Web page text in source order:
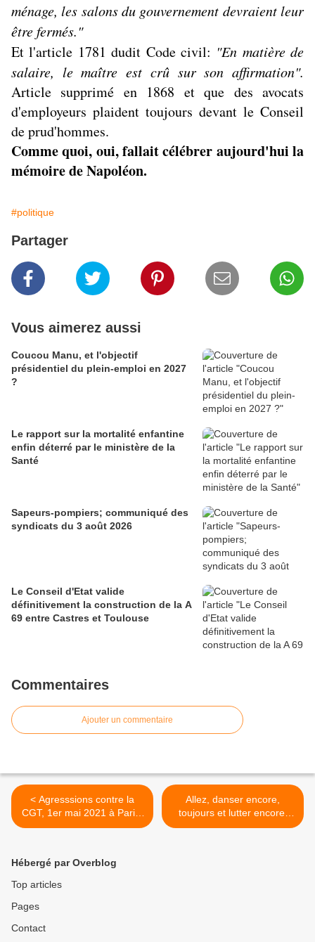
ménage, les salons du gouvernement devraient leur
être fermés."
Et l'article 1781 dudit Code civil: "En matière de
salaire, le maître est crû sur son affirmation".
Article supprimé en 1868 et que des avocats
d'employeurs plaident toujours devant le Conseil
de prud'hommes.
Comme quoi, oui, fallait célébrer aujourd'hui la
mémoire de Napoléon.
#politique
Partager
Vous aimerez aussi
Coucou Manu, et l'objectif
présidentiel du plein-emploi en 2027
?
Le rapport sur la mortalité enfantine
enfin déterré par le ministère de la
Santé
Sapeurs-pompiers; communiqué des
syndicats du 3 août 2026
Le Conseil d'Etat valide
définitivement la construction de la A
69 entre Castres et Toulouse
Commentaires
Ajouter un commentaire
< Agresssions contre la
CGT, 1er mai 2021 à Paris:
mise au point de l'UD CGT
Allez, danser encore,
toujours et lutter encore,
toujours >
Hébergé par Overblog
Top articles
Pages
Contact